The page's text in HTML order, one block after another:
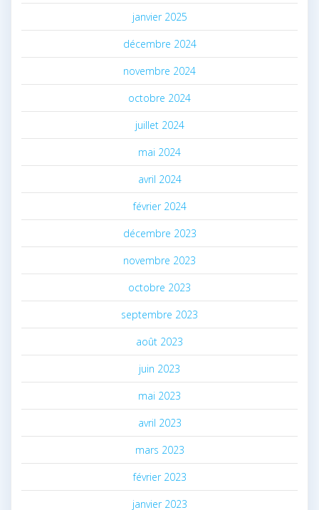
janvier 2025
décembre 2024
novembre 2024
octobre 2024
juillet 2024
mai 2024
avril 2024
février 2024
décembre 2023
novembre 2023
octobre 2023
septembre 2023
août 2023
juin 2023
mai 2023
avril 2023
mars 2023
février 2023
janvier 2023